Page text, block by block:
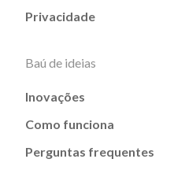
Privacidade
Baú de ideias
Inovações
Como funciona
Perguntas frequentes